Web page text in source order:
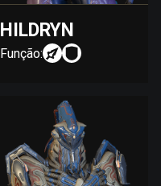
HILDRYN
Função: